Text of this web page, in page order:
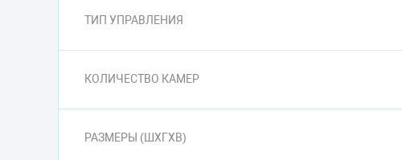
ТИП УПРАВЛЕНИЯ
КОЛИЧЕСТВО КАМЕР
РАЗМЕРЫ (ШXГXВ)